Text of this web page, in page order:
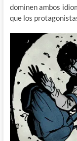
dominen ambos
que los